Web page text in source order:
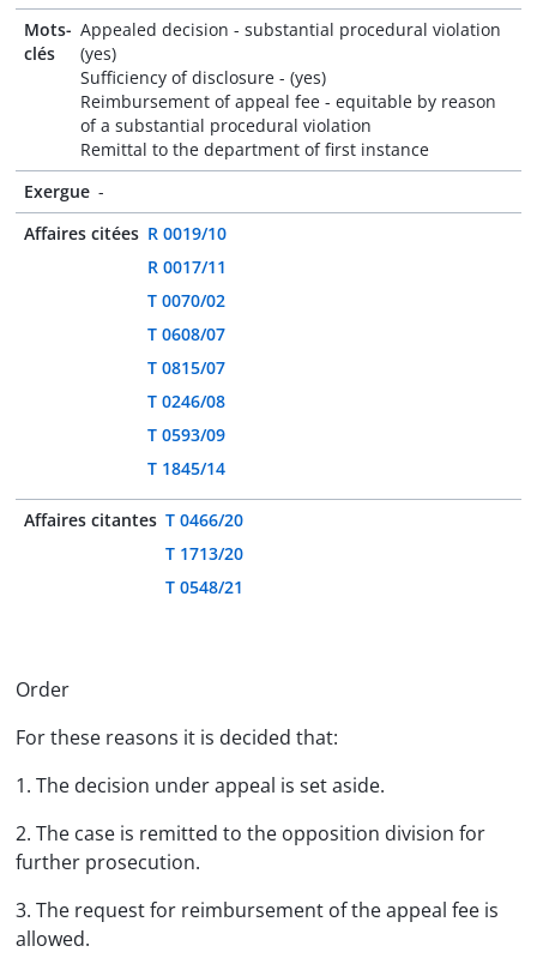
Mots-
clés
Appealed decision - substantial procedural violation
(yes)
Sufficiency of disclosure - (yes)
Reimbursement of appeal fee - equitable by reason
of a substantial procedural violation
Remittal to the department of first instance
Exergue -
Affaires citées R 0019/10
R 0017/11
T 0070/02
T 0608/07
T 0815/07
T 0246/08
T 0593/09
T 1845/14
Affaires citantes T 0466/20
T 1713/20
T 0548/21
Order
For these reasons it is decided that:
1. The decision under appeal is set aside.
2. The case is remitted to the opposition division for
further prosecution.
3. The request for reimbursement of the appeal fee is
allowed.